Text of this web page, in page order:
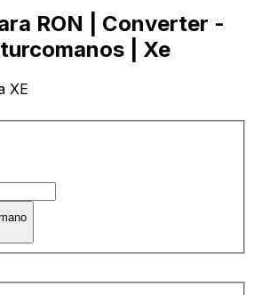
RON | Converter -
| Xe
XE